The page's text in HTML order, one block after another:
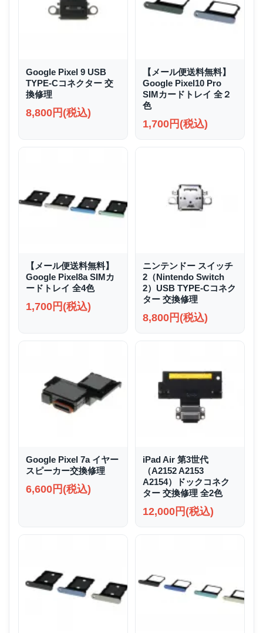
Google Pixel 9 USB
TYPE-Cコネクター 交
換修理
8,800円(税込)
【メール便送料無料】
Google Pixel10 Pro
SIMカードトレイ 全２
色
1,700円(税込)
【メール便送料無料】
Google Pixel8a SIMカ
ードトレイ 全4色
1,700円(税込)
ニンテンドー スイッチ
2（Nintendo Switch
2）USB TYPE-Cコネク
ター 交換修理
8,800円(税込)
Google Pixel 7a イヤー
スピーカー交換修理
6,600円(税込)
iPad Air 第3世代
（A2152 A2153
A2154）ドックコネク
ター 交換修理 全2色
12,000円(税込)